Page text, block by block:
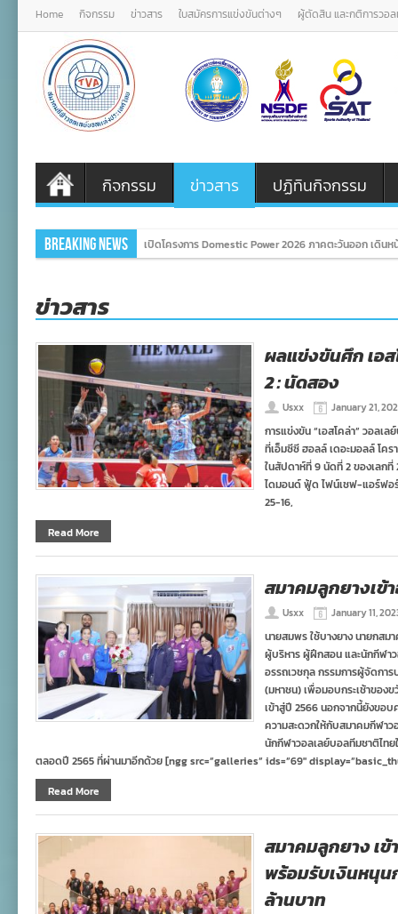
Home กิจกรรม ข่าวสาร ใบสมัครการแข่งขันต่างๆ ผู้ตัดสิน และกติการวอ
กิจกรรม ข่าวสาร ปฏิทินกิจกรรม
Breaking News เปิดโครงการ Domestic Power 2026 ภาคตะวันออก เดิน
ข่าวสาร
ผลแข่งขันศึก เอส
2 : นัดสอง
Usxx January 21,
การแข่งขัน “เอสโคล่า” วอลเ
ที่เอ็มซีซี ฮอลล์ เดอะมอลล์ โคร
ในสัปดาห์ที่ 9 นัดที่ 2 ของเลก
ไดมอนด์ ฟู้ด ไฟน์เชฟ-แอร์ฟอ
25-16,
Read More
สมาคมลูกยางเข้
Usxx January 11,
นายสมพร ใช้บางยาง นายกส
ผู้บริหาร ผู้ฝึกสอน และนักกีฬ
อรรถเวชกุล กรรมการผู้จัดกา
(มหาชน) เพื่อมอบกระเช้าของ
เข้าสู่ปี 2566 นอกจากนี้ยังขอ
ความสะดวกให้กับสมาคมกีฬา
นักกีฬาวอลเลย์บอลทีมชาติไทย
ตลอดปี 2565 ที่ผ่านมาอีกด้วย [ngg src=”galleries” ids=”69″
Read More
สมาคมลูกยาง เ
พร้อมรับเงินหนุ
ล้านบาท